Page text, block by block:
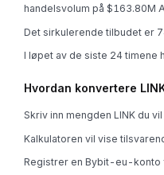
handelsvolum på $163.80M
Det sirkulerende tilbudet er
I løpet av de siste 24 timene
Hvordan konvertere
Skriv inn mengden LINK du
Kalkulatoren vil vise
Registrer en Bybit-eu-konto